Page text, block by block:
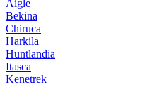
Aigle
Bekina
Chiruсa
Harkila
Huntlandia
Itasca
Kenetrek